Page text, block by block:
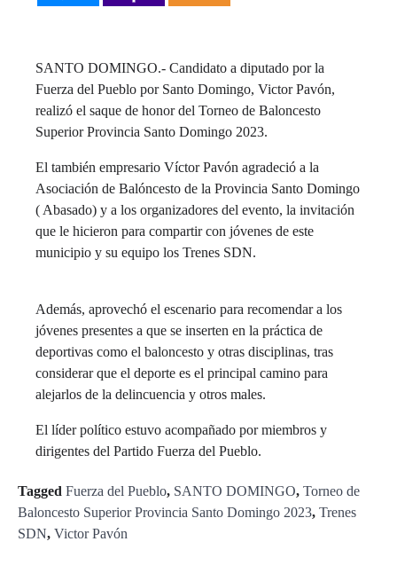
SANTO DOMINGO.- Candidato a diputado por la
Fuerza del Pueblo por Santo Domingo, Victor Pavón,
realizó el saque de honor del Torneo de Baloncesto
Superior Provincia Santo Domingo 2023.
El también empresario Víctor Pavón agradeció a la
Asociación de Balóncesto de la Provincia Santo Domingo
( Abasado) y a los organizadores del evento, la invitación
que le hicieron para compartir con jóvenes de este
municipio y su equipo los Trenes SDN.
Además, aprovechó el escenario para recomendar a los
jóvenes presentes a que se inserten en la práctica de
deportivas como el baloncesto y otras disciplinas, tras
considerar que el deporte es el principal camino para
alejarlos de la delincuencia y otros males.
El líder político estuvo acompañado por miembros y
dirigentes del Partido Fuerza del Pueblo.
Tagged Fuerza del Pueblo, SANTO DOMINGO, Torneo de
Baloncesto Superior Provincia Santo Domingo 2023, Trenes
SDN, Victor Pavón